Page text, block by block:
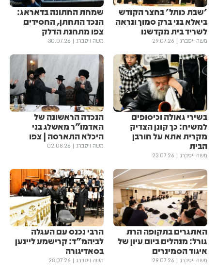
'שבת כותל' בחצר הקודש
ביאלא בני ברק סמוך ונראה
לשריד בית מקדשנו
משה ויסברג 29.07.26
שמחת החתונה בדאראג:
הנכד התחתן, החסידים
צפו מתחנת הדלק
משה ויסברג 30.07.26
בשירי גאולה וכיסופים
למשיח: כך קונן הצדיק
מקרית אתא על חורבן
הבית
משה ויסברג 23.07.26
הנכדה הראשונה של
האדמו"ר מאשלג בני
היכלא התארסה | צפו
משה ויסברג 02.08.26
האתגרים בתקופה הרת
גורל: מנהלים ביום עיון של
איגוד הסמינרים
משה ויסברג 29.07.26
הרבי נכנס עם העגלה
לביהמ"ד: קרישמע ליינען
בסאדיגורה
משה ויסברג 28.07.26